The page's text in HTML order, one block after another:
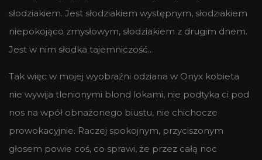
słodziakiem. Jest słodziakiem występnym, słodziakiem
niepokojąco zmysłowym, słodziakiem z drugim dnem.
Jest w nim słodka tajemniczość…
Tak więc w mojej wyobraźni odziana w Onyx kobieta
nie wywija tlenionymi blond lokami, nie podtyka ci pod
nos na wpół obnażonego biustu, nie chichocze
prowokacyjnie. Raczej spokojnym, przyciszonym
głosem powie coś, co sprawi, że przez całą noc